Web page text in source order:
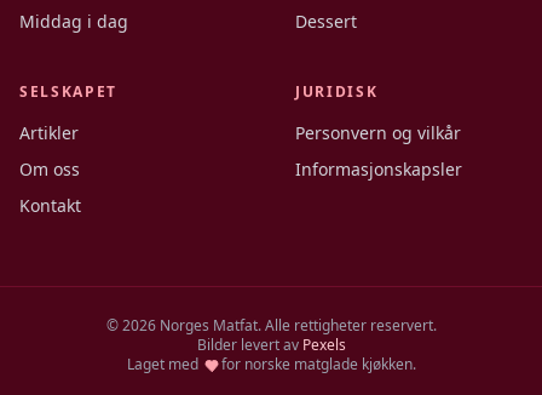
Middag i dag
Dessert
SELSKAPET
Artikler
Om oss
Kontakt
JURIDISK
Personvern og vilkår
Informasjonskapsler
©2026Norges Matfat. Alle rettigheter reservert.
Bilder levert av Pexels
Laget med
for norske matglade kjøkken.